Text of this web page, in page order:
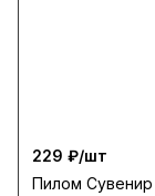
229 ₽/шт
Пилом